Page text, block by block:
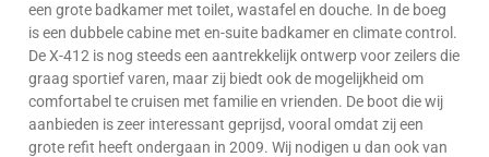
een grote badkamer met toilet, wastafel en douche. In de boeg
is een dubbele cabine met en-suite badkamer en climate control.
De X-412 is nog steeds een aantrekkelijk ontwerp voor zeilers die
graag sportief varen, maar zij biedt ook de mogelijkheid om
comfortabel te cruisen met familie en vrienden. De boot die wij
aanbieden is zeer interessant geprijsd, vooral omdat zij een
grote refit heeft ondergaan in 2009. Wij nodigen u dan ook van